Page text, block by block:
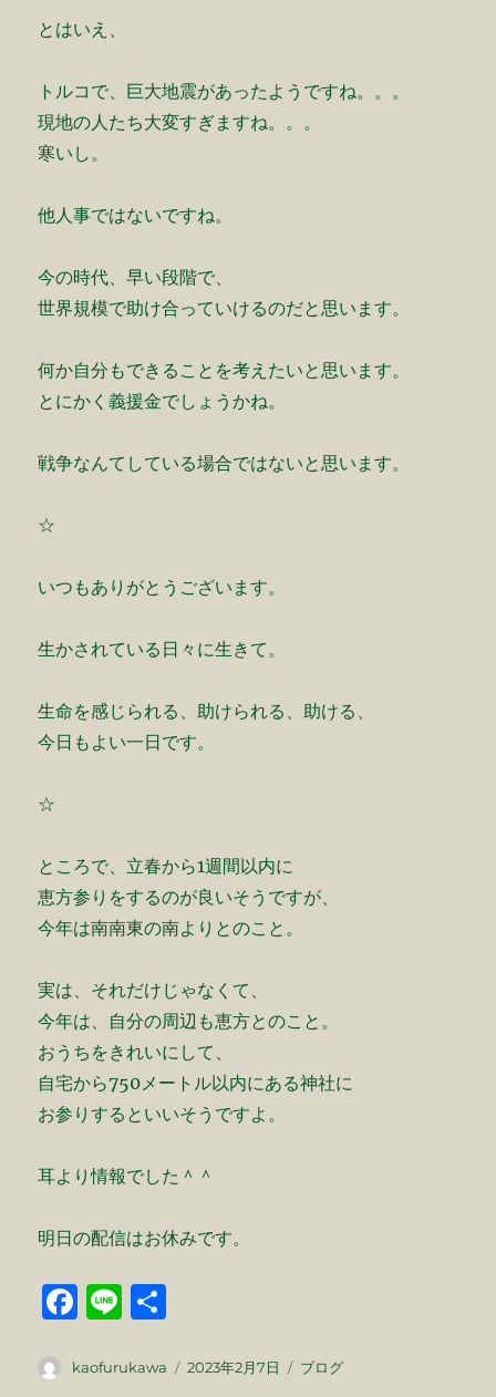
とはいえ、
トルコで、巨大地震があったようですね。。。
現地の人たち大変すぎますね。。。
寒いし。
他人事ではないですね。
今の時代、早い段階で、
世界規模で助け合っていけるのだと思います。
何か自分もできることを考えたいと思います。
とにかく義援金でしょうかね。
戦争なんてしている場合ではないと思います。
☆
いつもありがとうございます。
生かされている日々に生きて。
生命を感じられる、助けられる、助ける、
今日もよい一日です。
☆
ところで、立春から1週間以内に
恵方参りをするのが良いそうですが、
今年は南南東の南よりとのこと。
実は、それだけじゃなくて、
今年は、自分の周辺も恵方とのこと。
おうちをきれいにして、
自宅から750メートル以内にある神社に
お参りするといいそうですよ。
耳より情報でした＾＾
明日の配信はお休みです。
F
c
Li
e
投
kaofurukawa
投
2023年2月7日
カ
ブログ